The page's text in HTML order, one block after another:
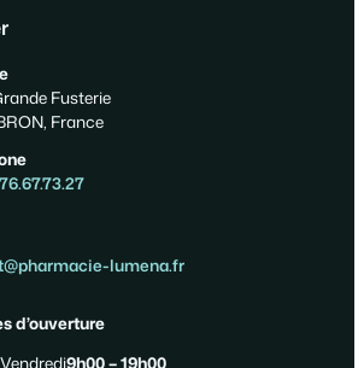
Fusterie
France
lumena.fr
d’ouverture
9h00 – 19h00